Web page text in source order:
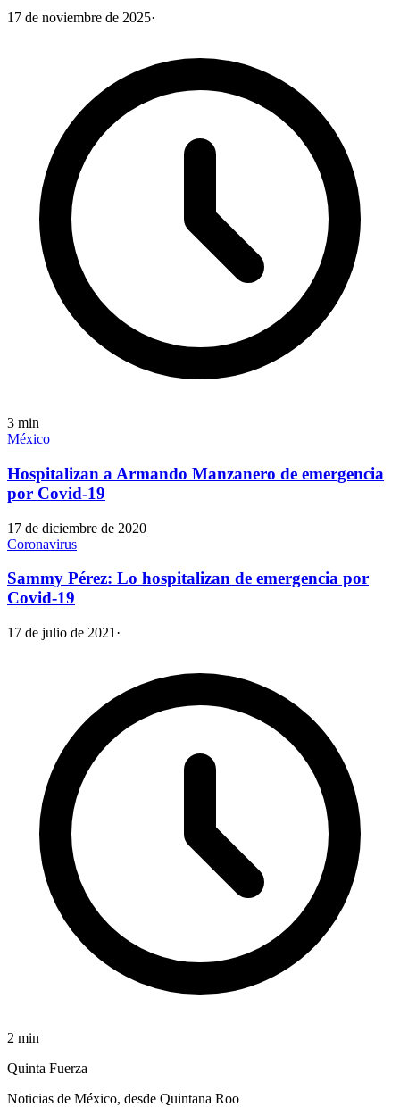
17 de noviembre de 2025·
3 min
México
Hospitalizan a Armando Manzanero de emergencia
por Covid-19
17 de diciembre de 2020
Coronavirus
Sammy Pérez: Lo hospitalizan de emergencia por
Covid-19
17 de julio de 2021 ·
2 min
Quinta Fuerza
Noticias de México, desde Quintana Roo